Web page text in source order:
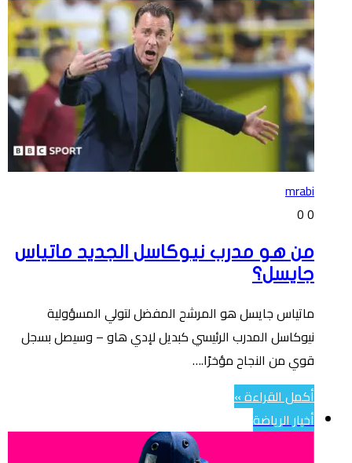
mrabi
0
من هو مدرب نيوكاسل الجديد ماتياس
جايسل؟
ماتياس جايسل هو المرشح المفضل لتولي المسؤولية
نيوكاسل المدرب الرئيسي كبديل لإدي هاو – وسيصل بسجل
قوي من النجاح مؤخرًا.…
أكمل القراءة »
أخبار الرياضة